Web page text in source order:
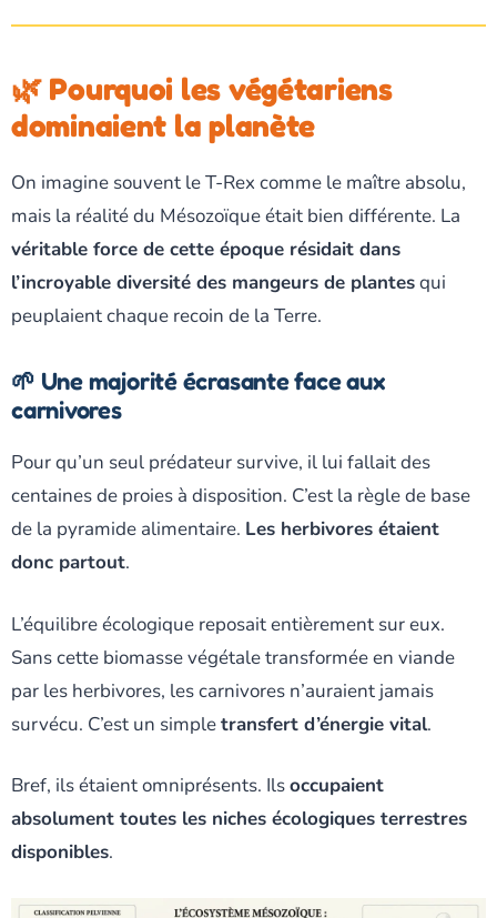
🌿 Pourquoi les végétariens
dominaient la planète
On imagine souvent le T-Rex comme le maître absolu,
mais la réalité du Mésozoïque était bien différente. La
véritable force de cette époque résidait dans
l’incroyable diversité des mangeurs de plantesqui
peuplaient chaque recoin de la Terre.
🌱 Une majorité écrasante face aux
carnivores
Pour qu’un seul prédateur survive, il lui fallait des
centaines de proies à disposition. C’est la règle de base
de la pyramide alimentaire. Les herbivores étaient
donc partout.
L’équilibre écologique reposait entièrement sur eux.
Sans cette biomasse végétale transformée en viande
par les herbivores, les carnivores n’auraient jamais
survécu. C’est un simpletransfert d’énergie vital.
Bref, ils étaient omniprésents. Ilsoccupaient
absolument toutes les niches écologiques terrestres
disponibles.